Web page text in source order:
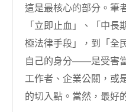
這是最核心的部分。筆
「立即止血」、「中
極法律手段」，到「全
自己的身分——是受害
工作者、企業公關，
的切入點。當然，最好